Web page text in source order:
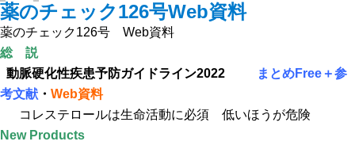
薬のチェック126号Web資料
薬のチェック126号 Web資料
総 説
動脈硬化性疾患予防ガイドライン2022
まとめFree ＋参
考文献 ・ Web資料
コレステロールは生命活動に必須 低いほうが危険
New Products